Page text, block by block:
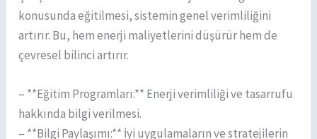
konusunda eğitilmesi, sistemin genel verimliliğini
artırır. Bu, hem enerji maliyetlerini düşürür hem de
çevresel bilinci artırır.
– **Eğitim Programları:** Enerji verimliliği ve tasarrufu
hakkında bilgi verilmesi.
– **Bilgi Paylaşımı:** İyi uygulamaların ve stratejilerin